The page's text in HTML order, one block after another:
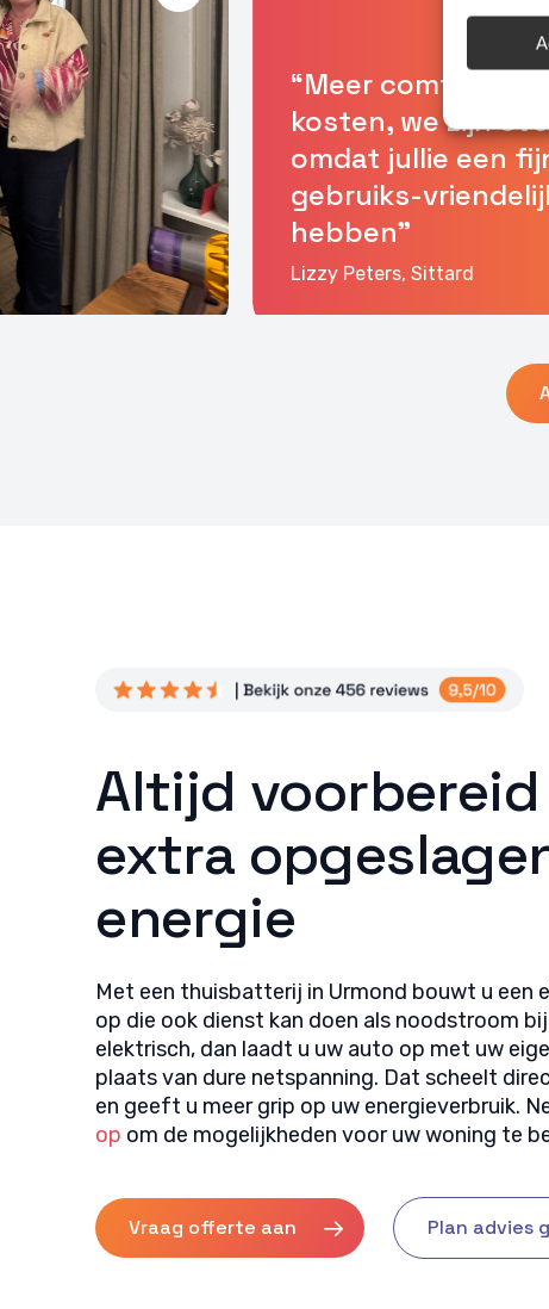
Zorg
fouten
“Meer comfort,
kosten, we zijn
omdat jullie een
gebruiks-
hebben”
Lizzy Peters, Sittard
Altijd
extra
energie
Met een thuisbatterij in Urmond bouwt u een
op die ook dienst kan doen als noodstroom
elektrisch, dan laadt u uw auto op met uw
plaats van dure netspanning. Dat scheelt
en geeft u meer grip op uw energieverbruik.
op om de mogelijkheden voor uw woning te
Vraag offerte aan Plan advies